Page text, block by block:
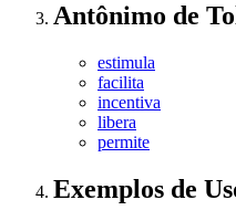
Antônimo de
estimula
facilita
incentiva
libera
permite
Exemplos de